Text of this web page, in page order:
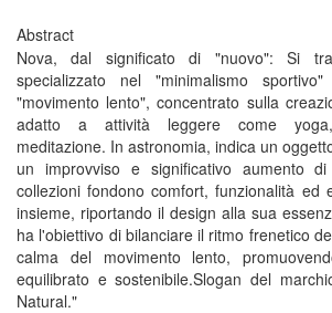
Abstract
Nova, dal significato di "nuovo": Si
specializzato nel "minimalismo
"movimento lento", concentrato sulla
adatto a attività leggere come
meditazione. In astronomia, indica un
un improvviso e significativo aumento
collezioni fondono comfort, funzionalità ed
insieme, riportando il design alla sua
ha l'obiettivo di bilanciare il ritmo frenetico
calma del movimento lento,
equilibrato e sostenibile.​ Slogan del
Natural."